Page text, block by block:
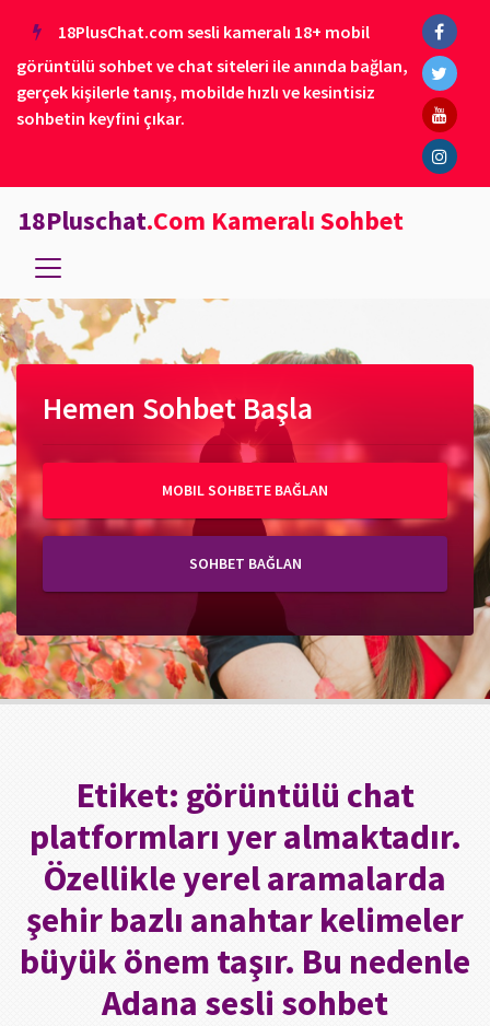
18PlusChat.com sesli kameralı 18+ mobil
görüntülü sohbet ve chat siteleri ile anında bağlan,
gerçek kişilerle tanış, mobilde hızlı ve kesintisiz
sohbetin keyfini çıkar.
18Pluschat.Com Kameralı Sohbet
Hemen Sohbet Başla
MOBIL SOHBETE BAĞLAN
SOHBET BAĞLAN
Etiket: görüntülü chat
platformları yer almaktadır.
Özellikle yerel aramalarda
şehir bazlı anahtar kelimeler
büyük önem taşır. Bu nedenle
Adana sesli sohbet